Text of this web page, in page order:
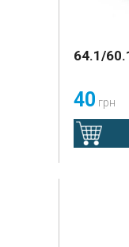
64.1/
40 грн